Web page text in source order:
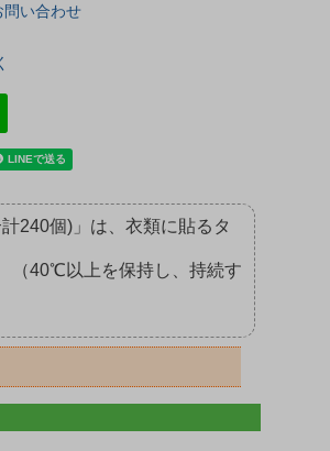
問い合わせ
240個)」は、衣類に貼るタ
（40℃以上を保持し、持続す